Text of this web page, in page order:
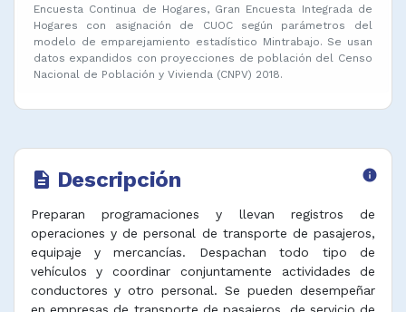
Encuesta Continua de Hogares, Gran Encuesta Integrada de
Hogares con asignación de CUOC según parámetros del
modelo de emparejamiento estadístico Mintrabajo. Se usan
datos expandidos con proyecciones de población del Censo
Nacional de Población y Vivienda (CNPV) 2018.
description Descripción info
Preparan programaciones y llevan registros de
operaciones y de personal de transporte de pasajeros,
equipaje y mercancías. Despachan todo tipo de
vehículos y coordinar conjuntamente actividades de
conductores y otro personal. Se pueden desempeñar
en empresas de transporte de pasajeros, de servicio de